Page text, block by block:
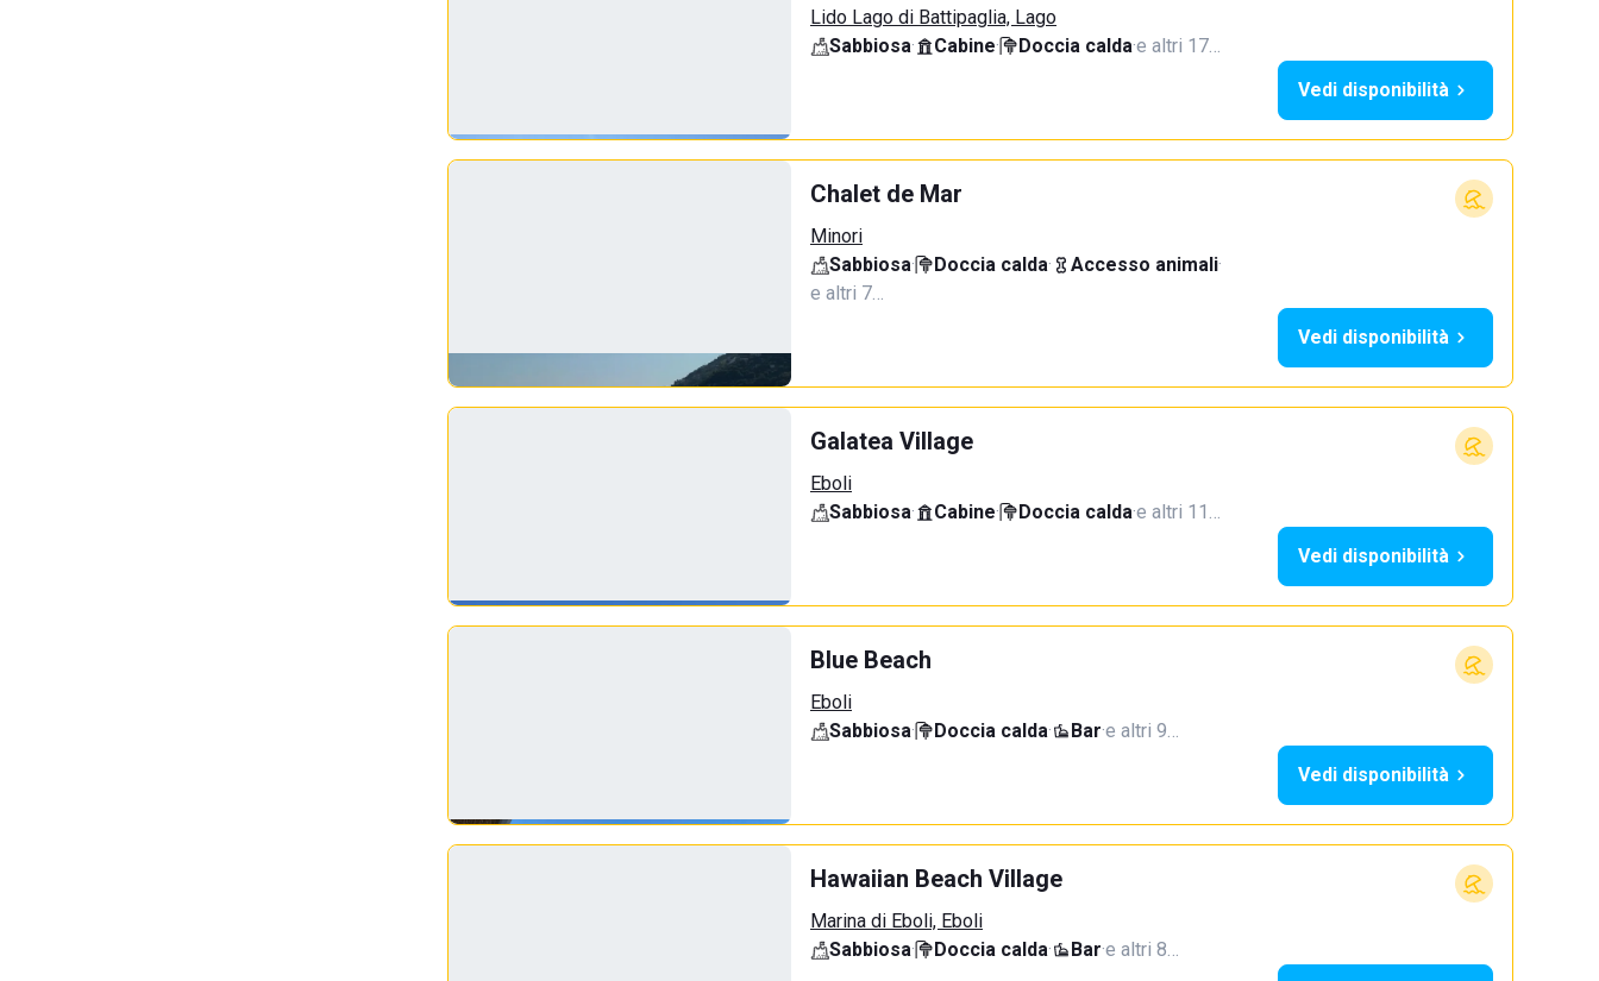
Lido Lago di Battipaglia, Lago
Sabbiosa· Cabine· Doccia calda·e altri 17…
Vedi disponibilità
Chalet de Mar
Minori
Sabbiosa· Doccia calda· Accesso animali·
e altri 7…
Vedi disponibilità
Galatea Village
Eboli
Sabbiosa· Cabine· Doccia calda·e altri 11…
Vedi disponibilità
Blue Beach
Eboli
Sabbiosa· Doccia calda· Bar·e altri 9…
Vedi disponibilità
Hawaiian Beach Village
Marina di Eboli, Eboli
Sabbiosa· Doccia calda· Bar·e altri 8…